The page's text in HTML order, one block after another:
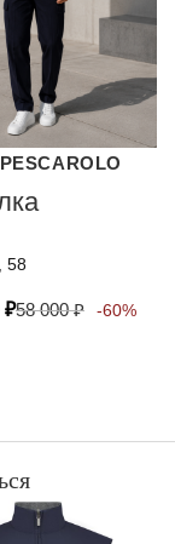
58
₽58 000₽ -60%